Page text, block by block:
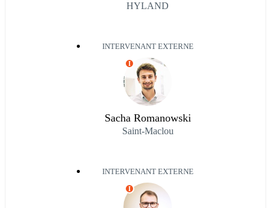
HYLAND
INTERVENANT EXTERNE
I
Sacha Romanowski
Saint-Maclou
INTERVENANT EXTERNE
I